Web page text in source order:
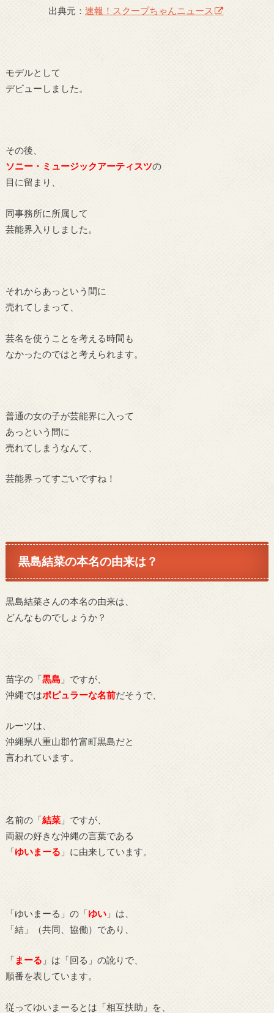
出典元：速報！スクープちゃんニュース
モデルとして
デビューしました。
その後、
ソニー・ミュージックアーティスツの
目に留まり、
同事務所に所属して
芸能界入りしました。
それからあっという間に
売れてしまって、
芸名を使うことを考える時間も
なかったのではと考えられます。
普通の女の子が芸能界に入って
あっという間に
売れてしまうなんて、
芸能界ってすごいですね！
黒島結菜の本名の由来は？
黒島結菜さんの本名の由来は、
どんなものでしょうか？
苗字の「黒島 」ですが、
沖縄ではポピュラーな名前だそうで、
ルーツは、
沖縄県八重山郡竹富町黒島だと
言われています。
名前の「結菜」ですが、
両親の好きな沖縄の言葉である
「ゆいまーる 」に由来しています。
「ゆいまーる」の「ゆい」は、
「結」（共同、協働）であり、
「 まーる 」は「回る」の訛りで、
順番を表しています。
従ってゆいまーるとは「相互扶助」を、